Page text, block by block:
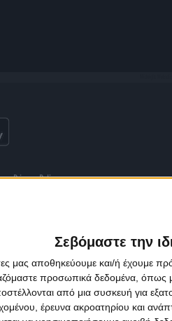
Σεβόμαστε την
μας αποθηκεύουμε και/ή έχουμε
προσωπικά δεδομένα, όπως
από μια συσκευή για
έρευνα ακροατηρίου και
Privacy Policy